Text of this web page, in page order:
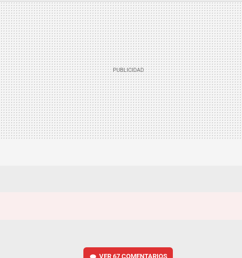
VER 67 COMENTARIOS